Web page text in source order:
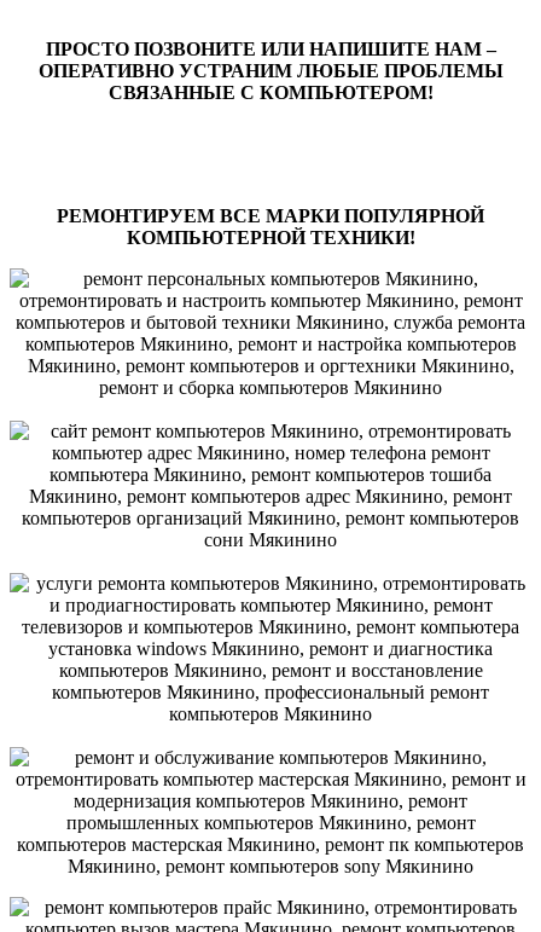
ПРОСТО ПОЗВОНИТЕ ИЛИ НАПИШИТЕ НАМ –
ОПЕРАТИВНО УСТРАНИМ ЛЮБЫЕ ПРОБЛЕМЫ
СВЯЗАННЫЕ С КОМПЬЮТЕРОМ!
РЕМОНТИРУЕМ ВСЕ МАРКИ ПОПУЛЯРНОЙ
КОМПЬЮТЕРНОЙ ТЕХНИКИ!